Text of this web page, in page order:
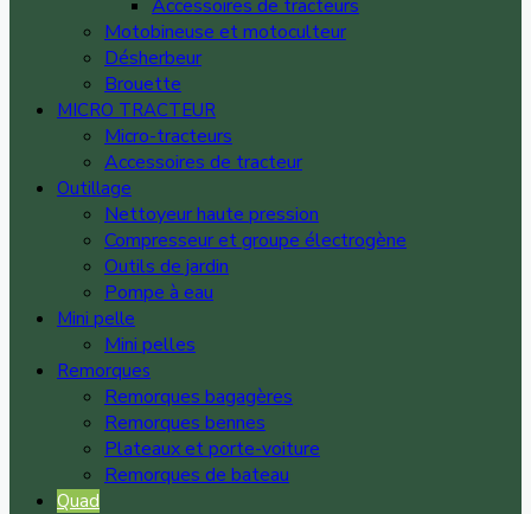
Accessoires de tracteurs
Motobineuse et motoculteur
Désherbeur
Brouette
MICRO TRACTEUR
Micro-tracteurs
Accessoires de tracteur
Outillage
Nettoyeur haute pression
Compresseur et groupe électrogène
Outils de jardin
Pompe à eau
Mini pelle
Mini pelles
Remorques
Remorques bagagères
Remorques bennes
Plateaux et porte-voiture
Remorques de bateau
Quad